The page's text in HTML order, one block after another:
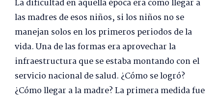
La dificultad en aquella época era como llegar a
las madres de esos niños, si los niños no se
manejan solos en los primeros periodos de la
vida. Una de las formas era aprovechar la
infraestructura que se estaba montando con el
servicio nacional de salud. ¿Cómo se logró?
¿Cómo llegar a la madre? La primera medida fue